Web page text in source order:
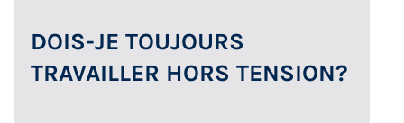
DOIS-JE TOUJOURS
TRAVAILLER HORS TENSION?